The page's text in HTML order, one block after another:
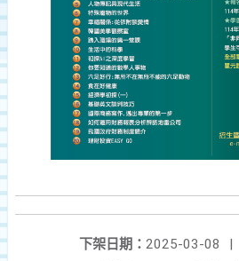
下架日期： 2025-03-08
|